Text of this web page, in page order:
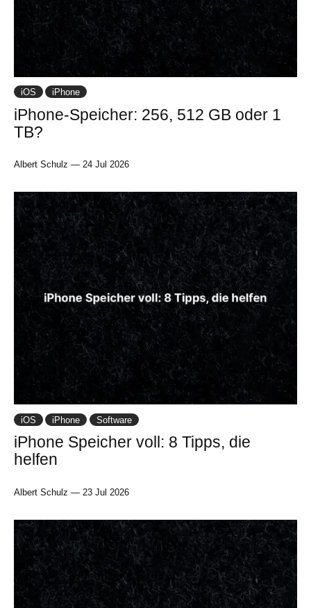
iOS iPhone
iPhone-Speicher: 256, 512 GB oder 1
TB?
Albert Schulz — 24 Jul 2026
iOS iPhone Software
iPhone Speicher voll: 8 Tipps, die
helfen
Albert Schulz — 23 Jul 2026